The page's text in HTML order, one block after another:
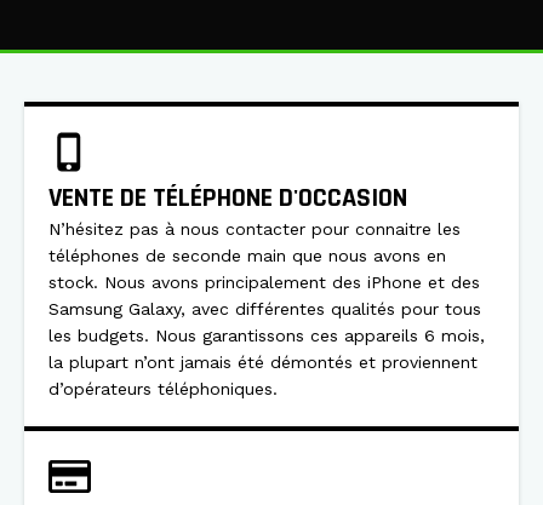
VENTE DE TÉLÉPHONE D'OCCASION
N’hésitez pas à nous contacter pour connaitre les
téléphones de seconde main que nous avons en
stock. Nous avons principalement des iPhone et des
Samsung Galaxy, avec différentes qualités pour tous
les budgets. Nous garantissons ces appareils 6 mois,
la plupart n’ont jamais été démontés et proviennent
d’opérateurs téléphoniques.